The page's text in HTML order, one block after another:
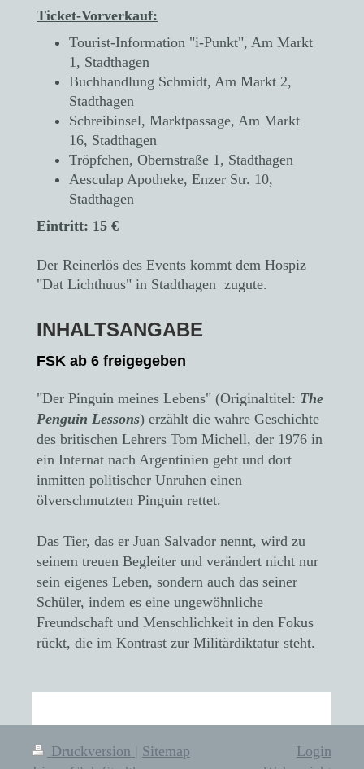
Ticket-Vorverkauf:
Tourist-Information "i-Punkt", Am Markt
1, Stadthagen
Buchhandlung Schmidt, Am Markt 2,
Stadthagen
Schreibinsel, Marktpassage, Am Markt
16, Stadthagen
Tröpfchen, Obernstraße 1, Stadthagen
Aesculap Apotheke, Enzer Str. 10,
Stadthagen
Eintritt: 15 €
Der Reinerlös des Events kommt dem Hospiz
"Dat Lichthuus" in Stadthagen zugute.
INHALTSANGABE
FSK ab 6 freigegeben
"Der Pinguin meines Lebens" (Originaltitel: The
Penguin Lessons) erzählt die wahre Geschichte
des britischen Lehrers Tom Michell, der 1976 in
ein Internat nach Argentinien geht und dort
inmitten politischer Unruhen einen
ölverschmutzten Pinguin rettet.
Das Tier, das er Juan Salvador nennt, wird zu
seinem treuen Begleiter und verändert nicht nur
sein eigenes Leben, sondern auch das seiner
Schüler, indem es eine ungewöhnliche
Freundschaft und Menschlichkeit in den Fokus
rückt, die im Kontrast zur Militärdiktatur steht.
Druckversion | Sitemap
Login